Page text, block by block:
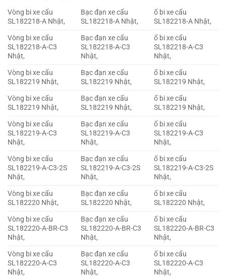
Vòng bi xe cẩu
SL182218-A Nhật,
Bạc đạn xe cẩu
SL182218-A Nhật,
ổ bi xe cẩu
SL182218-A Nhật,
Vòng bi xe cẩu
SL182218-A-C3
Nhật,
Bạc đạn xe cẩu
SL182218-A-C3
Nhật,
ổ bi xe cẩu
SL182218-A-C3
Nhật,
Vòng bi xe cẩu
SL182219 Nhật,
Bạc đạn xe cẩu
SL182219 Nhật,
ổ bi xe cẩu
SL182219 Nhật,
Vòng bi xe cẩu
SL182219 Nhật,
Bạc đạn xe cẩu
SL182219 Nhật,
ổ bi xe cẩu
SL182219 Nhật,
Vòng bi xe cẩu
SL182219-A-C3
Nhật,
Bạc đạn xe cẩu
SL182219-A-C3
Nhật,
ổ bi xe cẩu
SL182219-A-C3
Nhật,
Vòng bi xe cẩu
SL182219-A-C3-2S
Nhật,
Bạc đạn xe cẩu
SL182219-A-C3-2S
Nhật,
ổ bi xe cẩu
SL182219-A-C3-2S
Nhật,
Vòng bi xe cẩu
SL182220 Nhật,
Bạc đạn xe cẩu
SL182220 Nhật,
ổ bi xe cẩu
SL182220 Nhật,
Vòng bi xe cẩu
SL182220-A-BR-C3
Nhật,
Bạc đạn xe cẩu
SL182220-A-BR-C3
Nhật,
ổ bi xe cẩu
SL182220-A-BR-C3
Nhật,
Vòng bi xe cẩu
SL182220-A-C3
Nhật,
Bạc đạn xe cẩu
SL182220-A-C3
Nhật,
ổ bi xe cẩu
SL182220-A-C3
Nhật,